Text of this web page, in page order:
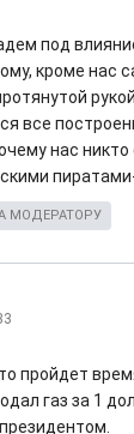
под
кроме нас
все
нас
МОДЕРАТОРУ
пройдет
газ за 1